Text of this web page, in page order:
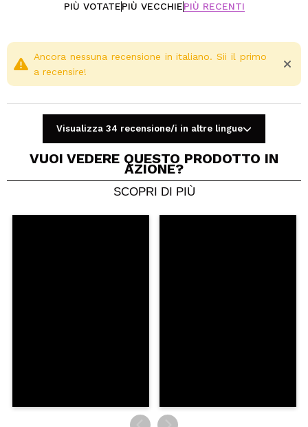
PIÙ VOTATEPIÙ VECCHIEPIÙ RECENTI
Condividi un video o una foto
Il tuo video potrebbe essere il primo. Immaginalo...
Ancora nessuna recensione in italiano. Sii il primo
a recensire!
Visualizza 34 recensione/i in altre lingue
VUOI VEDERE QUESTO PRODOTTO IN
AZIONE?
SCOPRI DI PIÙ